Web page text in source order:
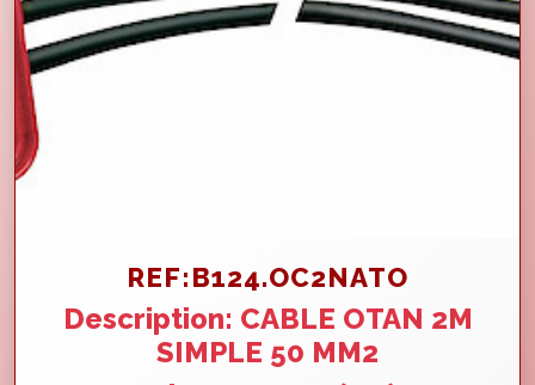
REF:B124.OC2NATO
Description: CABLE OTAN 2M
SIMPLE 50 MM2